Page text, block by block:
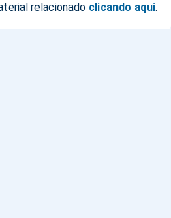
relacionado clicando aqui.